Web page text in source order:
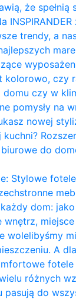
że spełnią
INSPIRANDER
trendy, a
kolorowo, czy
czy w
pomysły na
nowej
do
Stylowe
dom:
wnętrz, miejsce
wolelibyśmy
A
fotele
różnych
pasują do